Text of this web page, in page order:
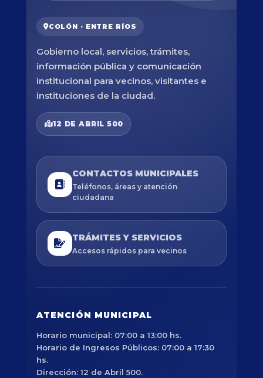
COLÓN · ENTRE RÍOS
Gobierno local, servicios, trámites,
información pública y comunicación
institucional para vecinos, visitantes e
instituciones de la ciudad.
12 DE ABRIL 500
CONTACTOS MUNICIPALES
Teléfonos, áreas y atención
ciudadana
TRÁMITES Y SERVICIOS
Accesos rápidos para vecinos
ATENCIÓN MUNICIPAL
Horario municipal: 07:00 a 13:00 hs.
Horario de Ingresos Públicos: 07:00 a 17:30
hs.
Dirección: 12 de Abril 500.